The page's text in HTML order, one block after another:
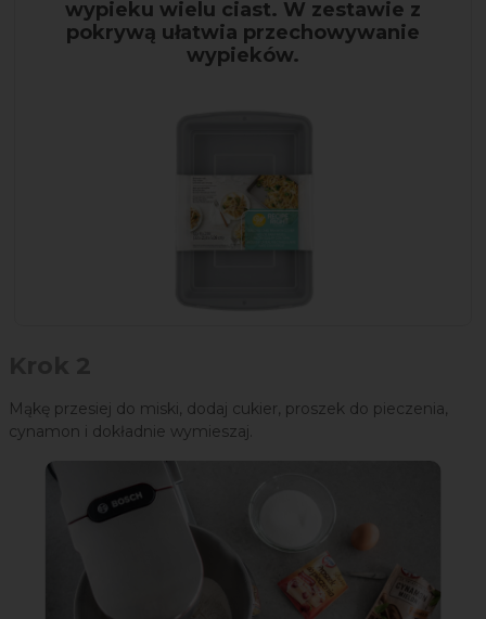
wypieku wielu ciast. W zestawie z
pokrywą ułatwia przechowywanie
wypieków.
Mąkę przesiej do miski, dodaj cukier, proszek do pieczenia,
cynamon i dokładnie wymieszaj.